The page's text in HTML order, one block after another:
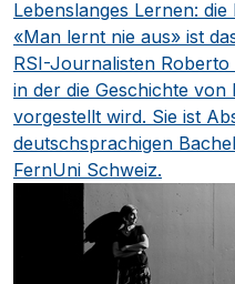
Lebenslanges Lernen:
«Man lernt nie aus» ist
RSI-Journalisten
in der die Geschichte
vorgestellt wird. Sie ist
deutschsprachigen
FernUni Schweiz.